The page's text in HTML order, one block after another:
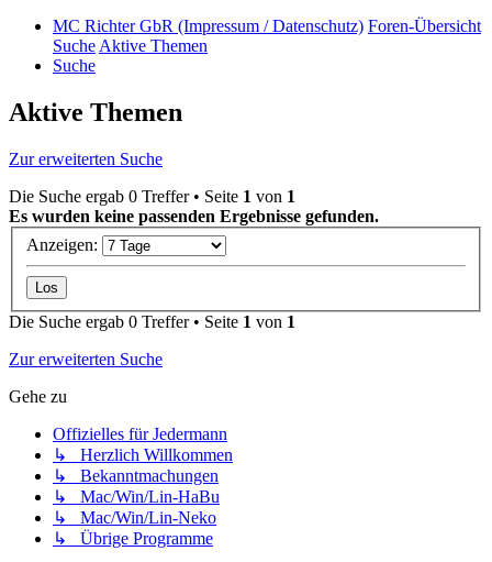
MC Richter GbR (Impressum / Datenschutz) Foren-Übersicht
SucheAktive Themen
Suche
Aktive Themen
Zur erweiterten Suche
Die Suche ergab 0 Treffer • Seite 1 von 1
Es wurden keine passenden Ergebnisse gefunden.
Anzeigen:
Die Suche ergab 0 Treffer • Seite 1 von 1
Zur erweiterten Suche
Gehe zu
Offizielles für Jedermann
↳ Herzlich Willkommen
↳ Bekanntmachungen
↳ Mac/Win/Lin-HaBu
↳ Mac/Win/Lin-Neko
↳ Übrige Programme